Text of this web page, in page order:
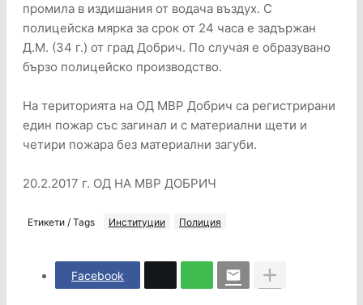
промила в издишания от водача въздух. С
полицейска мярка за срок от 24 часа е задържан
Д.М. (34 г.) от град Добрич. По случая е образувано
бързо полицейско производство.
На територията на ОД МВР Добрич са регистрирани
един пожар със загинал и с материални щети и
четири пожара без материални загуби.
20.2.2017 г. ОД НА МВР ДОБРИЧ
Етикети / Tags Институции Полиция
Facebook